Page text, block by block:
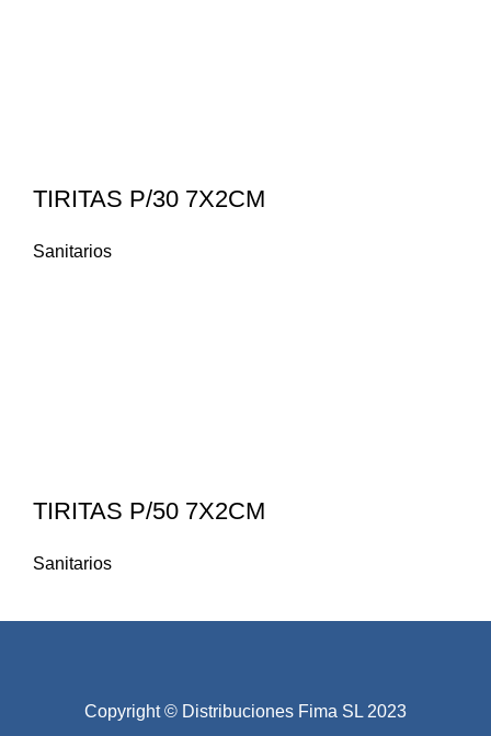
TIRITAS P/30 7X2CM
Sanitarios
TIRITAS P/50 7X2CM
Sanitarios
Copyright © Distribuciones Fima SL 2023